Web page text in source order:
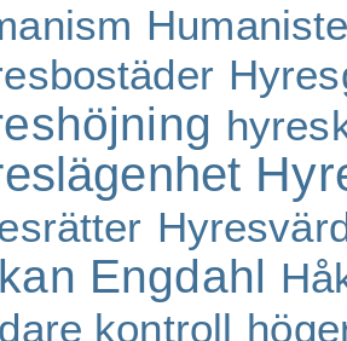
Engdahl
kontroll